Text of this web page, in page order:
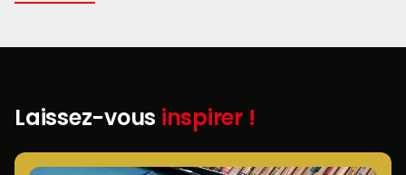
Laissez-vous inspirer !